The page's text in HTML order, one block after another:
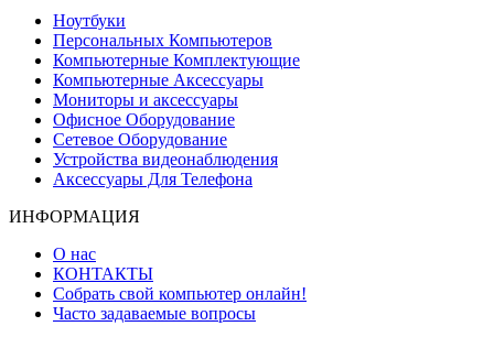
Ноутбуки
Персональных Компьютеров
Компьютерные Комплектующие
Компьютерные Аксессуары
Мониторы и аксессуары
Офисное Оборудование
Сетевое Оборудование
Устройства видеонаблюдения
Аксессуары Для Телефона
ИНФОРМАЦИЯ
О нас
КОНТАКТЫ
Собрать свой компьютер онлайн!
Часто задаваемые вопросы